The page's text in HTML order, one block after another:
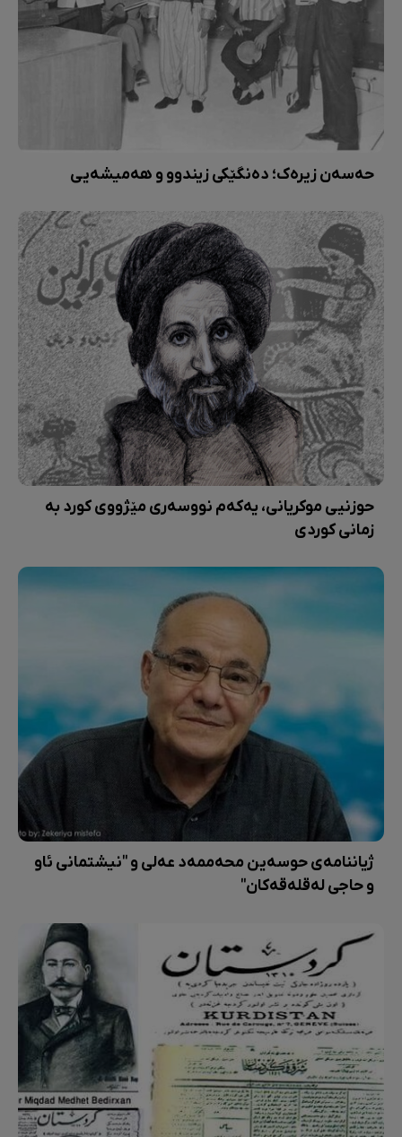
حەسەن زیرەک؛ دەنگێکی زیندوو و هەمیشەیی
حوزنیی موکریانی، یەکەم نووسەری مێژووی کورد بە
زمانی کوردی
ژیاننامەی حوسەین محەممەد عەلی و "نیشتمانی ئاو
و حاجی لەقلەقەکان"